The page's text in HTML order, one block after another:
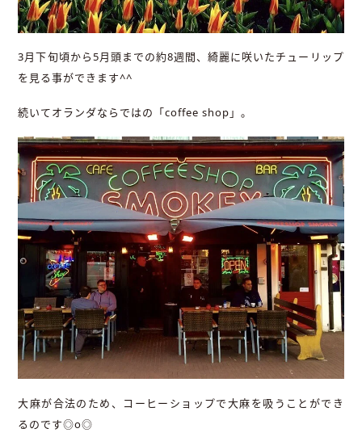
3月下旬頃から5月頭までの約8週間、綺麗に咲いたチューリップ
を見る事ができます^^
続いてオランダならではの「coffee shop」。
大麻が合法のため、コーヒーショップで大麻を吸うことができ
るのです◎o◎